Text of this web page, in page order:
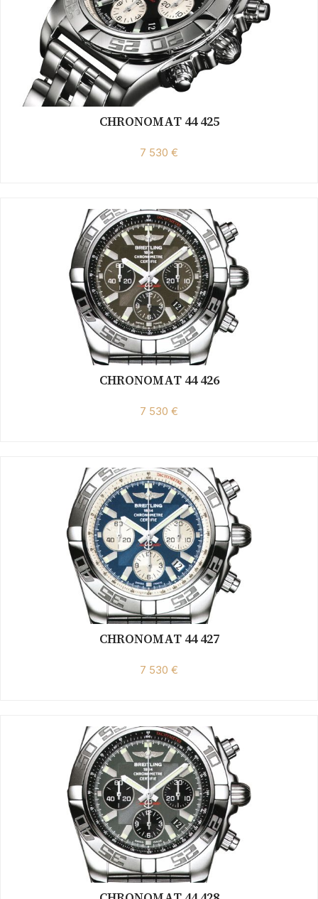
CHRONOMAT 44 425
7 530 €
CHRONOMAT 44 426
7 530 €
CHRONOMAT 44 427
7 530 €